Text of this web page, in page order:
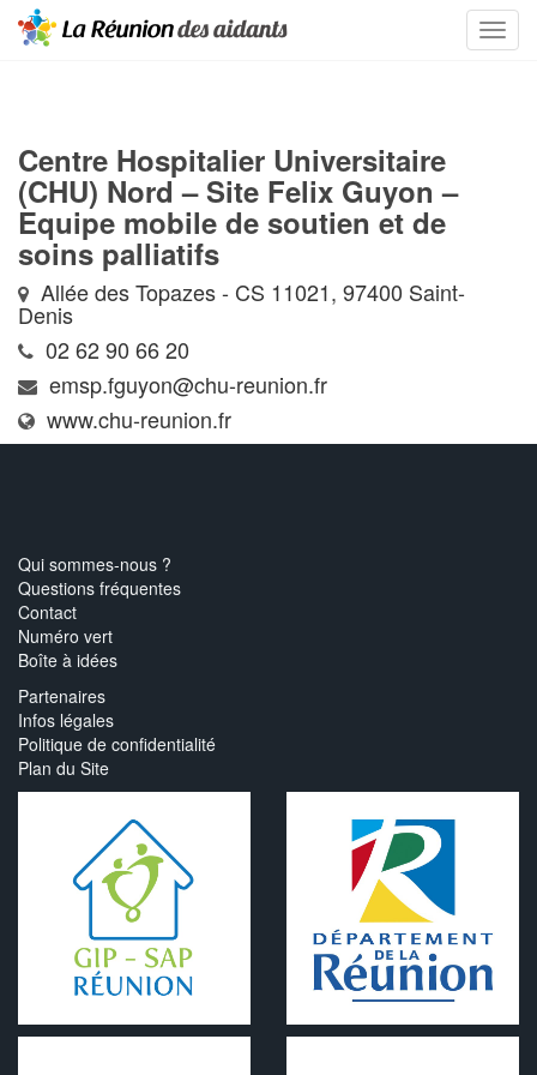
Centre Hospitalier Universitaire
(CHU) Nord – Site Felix Guyon –
Equipe mobile de soutien et de
soins palliatifs
Allée des Topazes - CS 11021, 97400 Saint-
Denis
02 62 90 66 20
emsp.fguyon@chu-reunion.fr
www.chu-reunion.fr
Qui sommes-nous ?
Questions fréquentes
Contact
Numéro vert
Boîte à idées
Partenaires
Infos légales
Politique de confidentialité
Plan du Site